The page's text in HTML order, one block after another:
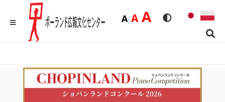
Rozmiar
ADomyślna
AŚrednia
ADużaWersja